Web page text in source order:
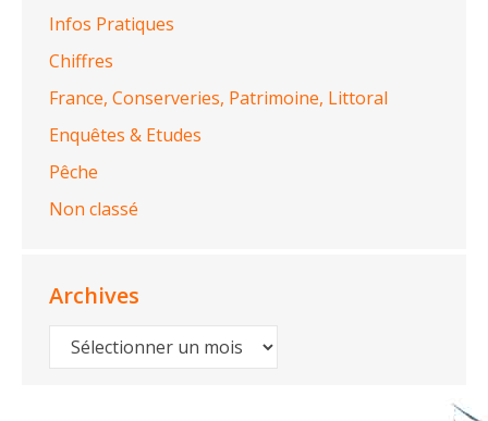
Infos Pratiques
Chiffres
France, Conserveries, Patrimoine, Littoral
Enquêtes & Etudes
Pêche
Non classé
Archives
Archives